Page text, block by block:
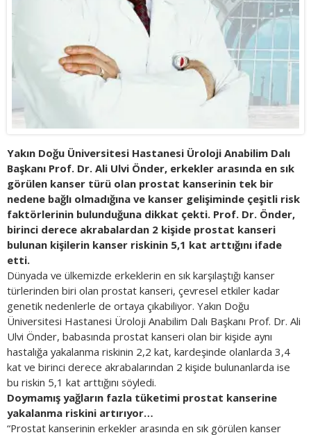
Yakın Doğu Üniversitesi Hastanesi Üroloji Anabilim Dalı
Başkanı Prof. Dr. Ali Ulvi Önder, erkekler arasında en sık
görülen kanser türü olan prostat kanserinin tek bir
nedene bağlı olmadığına ve kanser gelişiminde çeşitli risk
faktörlerinin bulunduğuna dikkat çekti. Prof. Dr. Önder,
birinci derece akrabalardan 2 kişide prostat kanseri
bulunan kişilerin kanser riskinin 5,1 kat arttığını ifade
etti.
Dünyada ve ülkemizde erkeklerin en sık karşılaştığı kanser
türlerinden biri olan prostat kanseri, çevresel etkiler kadar
genetik nedenlerle de ortaya çıkabiliyor. Yakın Doğu
Üniversitesi Hastanesi Üroloji Anabilim Dalı Başkanı Prof. Dr. Ali
Ulvi Önder, babasında prostat kanseri olan bir kişide aynı
hastalığa yakalanma riskinin 2,2 kat, kardeşinde olanlarda 3,4
kat ve birinci derece akrabalarından 2 kişide bulunanlarda ise
bu riskin 5,1 kat arttığını söyledi.
Doymamış yağların fazla tüketimi prostat kanserine
yakalanma riskini artırıyor…
“Prostat kanserinin erkekler arasında en sık görülen kanser